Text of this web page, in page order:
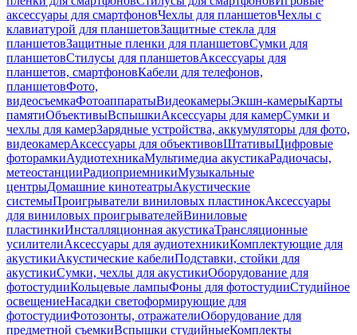
аксессуары для смартфоновЧехлы для планшетовЧехлы с
клавиатурой для планшетовЗащитные стекла для
планшетовЗащитные пленки для планшетовСумки для
планшетовСтилусы для планшетовАксессуары для
планшетов, смартфоновКабели для телефонов,
планшетовФото,
видеосъемкаФотоаппаратыВидеокамерыЭкшн-камерыКарты
памятиОбъективыВспышкиАксессуары для камерСумки и
чехлы для камерЗарядные устройства, аккумуляторы для фото,
видеокамерАксессуары для объективовШтативыЦифровые
фоторамкиАудиотехникаМультимедиа акустикаРадиочасы,
метеостанцииРадиоприемникиМузыкальные
центрыДомашние кинотеатрыАкустические
системыПроигрыватели виниловых пластинокАксессуары
для виниловых проигрывателейВиниловые
пластинкиИнсталляционная акустикаТрансляционные
усилителиАксессуары для аудиотехникиКомплектующие для
акустикиАкустические кабелиПодставки, стойки для
акустикиСумки, чехлы для акустикиОборудование для
фотостудииКольцевые лампыФоны для фотостудииСтудийное
освещениеНасадки светоформирующие для
фотостудииФотозонты, отражателиОборудование для
предметной съемкиВспышки студийныеКомплекты